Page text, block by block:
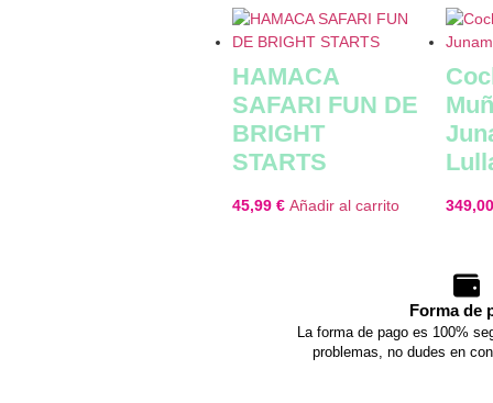
HAMACA
SAFARI FUN DE
BRIGHT
STARTS
45,99 € Añadir al carrito
Forma de
La forma de pago es 100%
problemas, no dudes en